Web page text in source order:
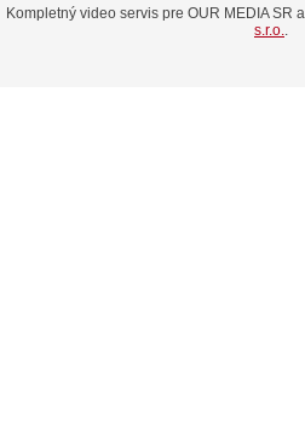
Kompletný video servis pre OUR MEDIA SR
s.r.o.